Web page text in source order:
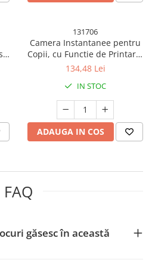
131706
Camera Instantanee pentru
Copii, cu Functie de Printare,
Cablu USB-C, Bluetooth,
Imprimare APP, Model Urechi,
Snur Subtire Inclus, Roz
134,48 Lei
IN STOC
ADAUGA IN COS
FAQ
găsesc în această